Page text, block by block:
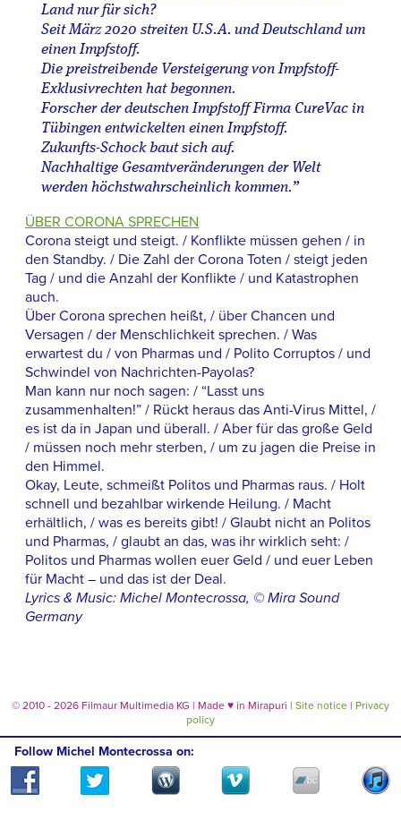
Land nur für sich?
Seit März 2020 streiten U.S.A. und Deutschland um
einen Impfstoff.
Die preistreibende Versteigerung von Impfstoff-
Exklusivrechten hat begonnen.
Forscher der deutschen Impfstoff Firma CureVac in
Tübingen entwickelten einen Impfstoff.
Zukunfts-Schock baut sich auf.
Nachhaltige Gesamtveränderungen der Welt
werden höchstwahrscheinlich kommen.”
ÜBER CORONA SPRECHEN
Corona steigt und steigt. / Konflikte müssen gehen / in
den Standby. / Die Zahl der Corona Toten / steigt jeden
Tag / und die Anzahl der Konflikte / und Katastrophen
auch.
Über Corona sprechen heißt, / über Chancen und
Versagen / der Menschlichkeit sprechen. / Was
erwartest du / von Pharmas und / Polito Corruptos / und
Schwindel von Nachrichten-Payolas?
Man kann nur noch sagen: / “Lasst uns
zusammenhalten!” / Rückt heraus das Anti-Virus Mittel, /
es ist da in Japan und überall. / Aber für das große Geld
/ müssen noch mehr sterben, / um zu jagen die Preise in
den Himmel.
Okay, Leute, schmeißt Politos und Pharmas raus. / Holt
schnell und bezahlbar wirkende Heilung. / Macht
erhältlich, / was es bereits gibt! / Glaubt nicht an Politos
und Pharmas, / glaubt an das, was ihr wirklich seht: /
Politos und Pharmas wollen euer Geld / und euer Leben
für Macht – und das ist der Deal.
Lyrics & Music: Michel Montecrossa, © Mira Sound
Germany
© 2010 - 2026 Filmaur Multimedia KG | Made ♥ in Mirapuri | Site notice | Privacy
policy
Follow Michel Montecrossa on: